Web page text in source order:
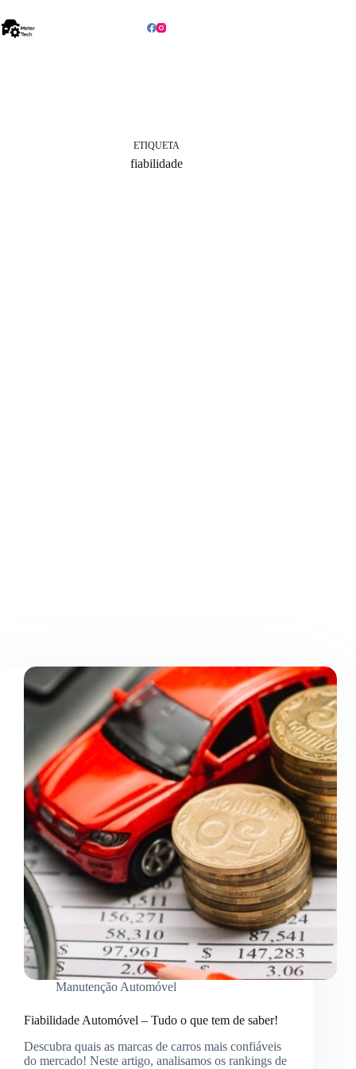
para
o
ETIQUETA
fiabilidade
Manutenção Automóvel
Fiabilidade Automóvel – Tudo o que tem de saber!
Descubra quais as marcas de carros mais confiáveis
do mercado! Neste artigo, analisamos os rankings de